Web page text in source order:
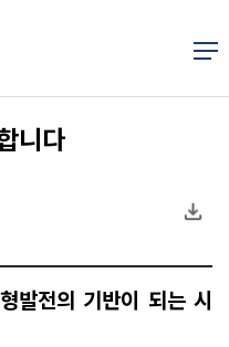
니다
발전의 기반이 되는 시